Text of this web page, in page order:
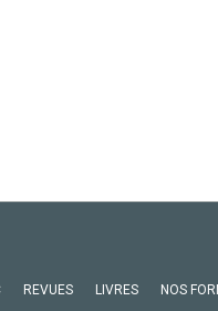
REVUES LIVRES NOS